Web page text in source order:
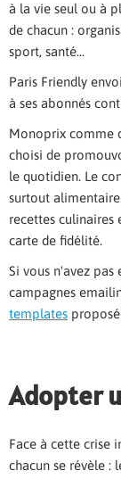
à la vie seul ou à
de chacun :
sport, santé...
Paris Friendly
à ses abonnés
Monoprix comme
choisi de
le quotidien. Le
surtout
recettes culinaires
carte de fidélité.
Si vous n'avez
campagnes
templates
Adopter
Face à cette crise
chacun se révèle :